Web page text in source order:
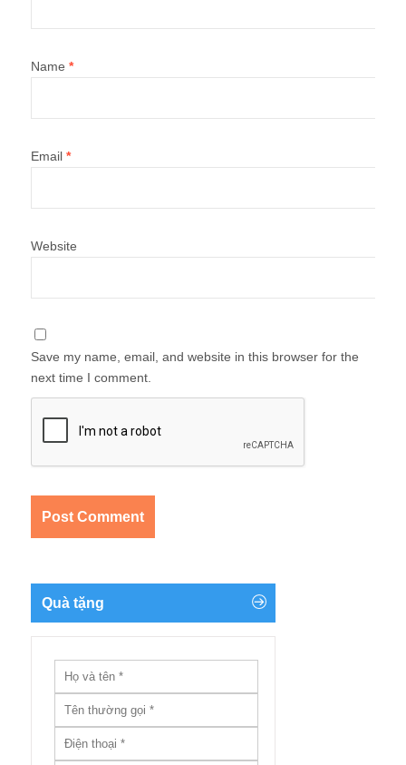
Name *
Email *
Website
Save my name, email, and website in this browser for the
next time I comment.
Quà tặng